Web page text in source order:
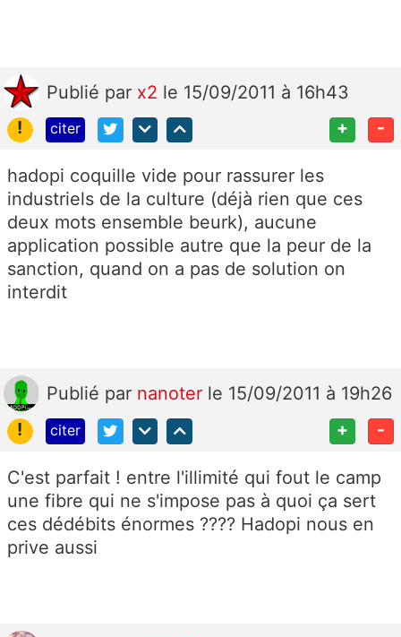
Publié par x2 le 15/09/2011 à 16h43
!
citer + -
hadopi coquille vide pour rassurer les
industriels de la culture (déjà rien que ces
deux mots ensemble beurk), aucune
application possible autre que la peur de la
sanction, quand on a pas de solution on
interdit
Publié par nanoter le 15/09/2011 à 19h26
!
citer + -
C'est parfait ! entre l'illimité qui fout le camp
une fibre qui ne s'impose pas à quoi ça sert
ces dédébits énormes ???? Hadopi nous en
prive aussi